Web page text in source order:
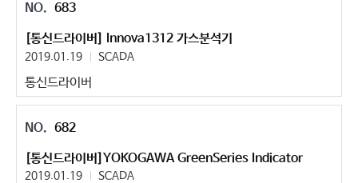
683
[통신드라이버] Innova1312 가스분석기
2019.01.19 SCADA
통신드라이버
682
[통신드라이버]YOKOGAWA GreenSeries Indicator
2019.01.19 SCADA